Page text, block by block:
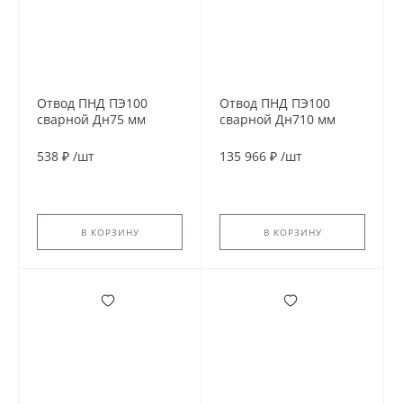
Отвод ПНД ПЭ100
сварной Дн75 мм
538 ₽ /шт
В КОРЗИНУ
Отвод ПНД ПЭ100
сварной Дн710 мм
135 966 ₽ /шт
В КОРЗИНУ